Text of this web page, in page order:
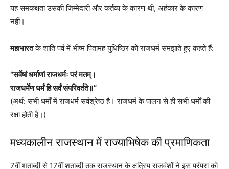
यह समकक्षता उसकी जिम्मेदारी और कर्तव्य के कारण थी, अहंकार के कारण
नहीं।
महाभारतके शांति पर्व में भीष्म पितामह युधिष्ठिर को राजधर्म समझाते हुए कहते हैं:
“सर्वेषां धर्माणां राजधर्मः परं मतम्।
राजधर्मेण धर्मं हि सर्वं संपरिवर्तते॥”
(अर्थ: सभी धर्मों में राजधर्म सर्वश्रेष्ठ है। राजधर्म के पालन से ही सभी धर्मों की
रक्षा होती है।)
मध्यकालीन राजस्थान में राज्याभिषेक की प्रमाणिकता
7वीं शताब्दी से 17वीं शताब्दी तक राजस्थान के क्षत्रिय राजवंशों ने इस परंपरा को